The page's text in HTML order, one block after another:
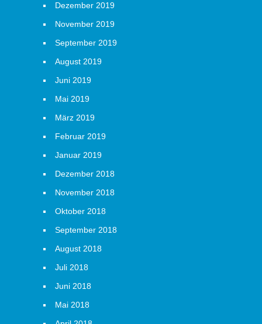
Dezember 2019
November 2019
September 2019
August 2019
Juni 2019
Mai 2019
März 2019
Februar 2019
Januar 2019
Dezember 2018
November 2018
Oktober 2018
September 2018
August 2018
Juli 2018
Juni 2018
Mai 2018